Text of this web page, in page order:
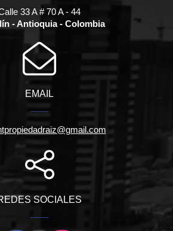
33 A # 70 A - 44
- Antioquia - Colombia
EMAIL
SOCIALES